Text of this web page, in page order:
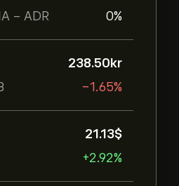
- ADR
0%
238.50‎kr‎
-1.65%
21.13‎$‎
+2.92%